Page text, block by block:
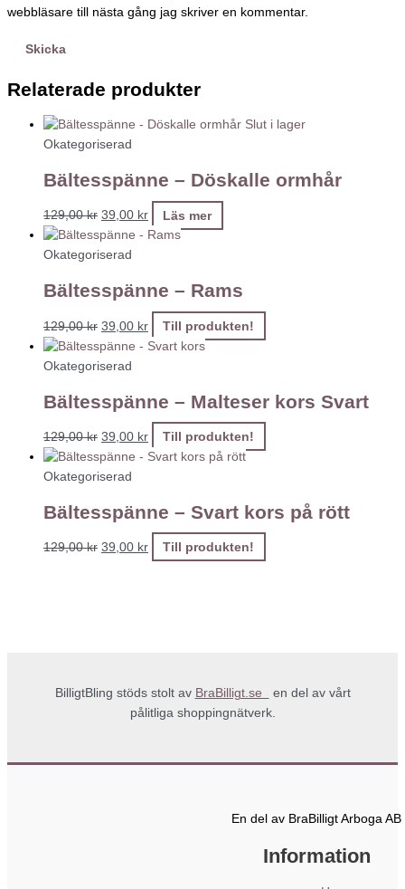
webbläsare till nästa gång jag skriver en kommentar.
Relaterade produkter
Slut i lager
Okategoriserad
Bältesspänne – Döskalle ormhår
129,00kr 39,00 kr Läs mer
Okategoriserad
Bältesspänne – Rams
129,00kr 39,00 kr Till produkten!
Okategoriserad
Bältesspänne – Malteser kors Svart
129,00kr 39,00 kr Till produkten!
Okategoriserad
Bältesspänne – Svart kors på rött
129,00kr 39,00 kr Till produkten!
BilligtBling stöds stolt av BraBilligt.se
en del av vårt
pålitliga shoppingnätverk.
En del av BraBilligt Arboga AB
Information